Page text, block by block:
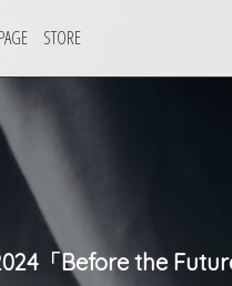
STORE
「Before the